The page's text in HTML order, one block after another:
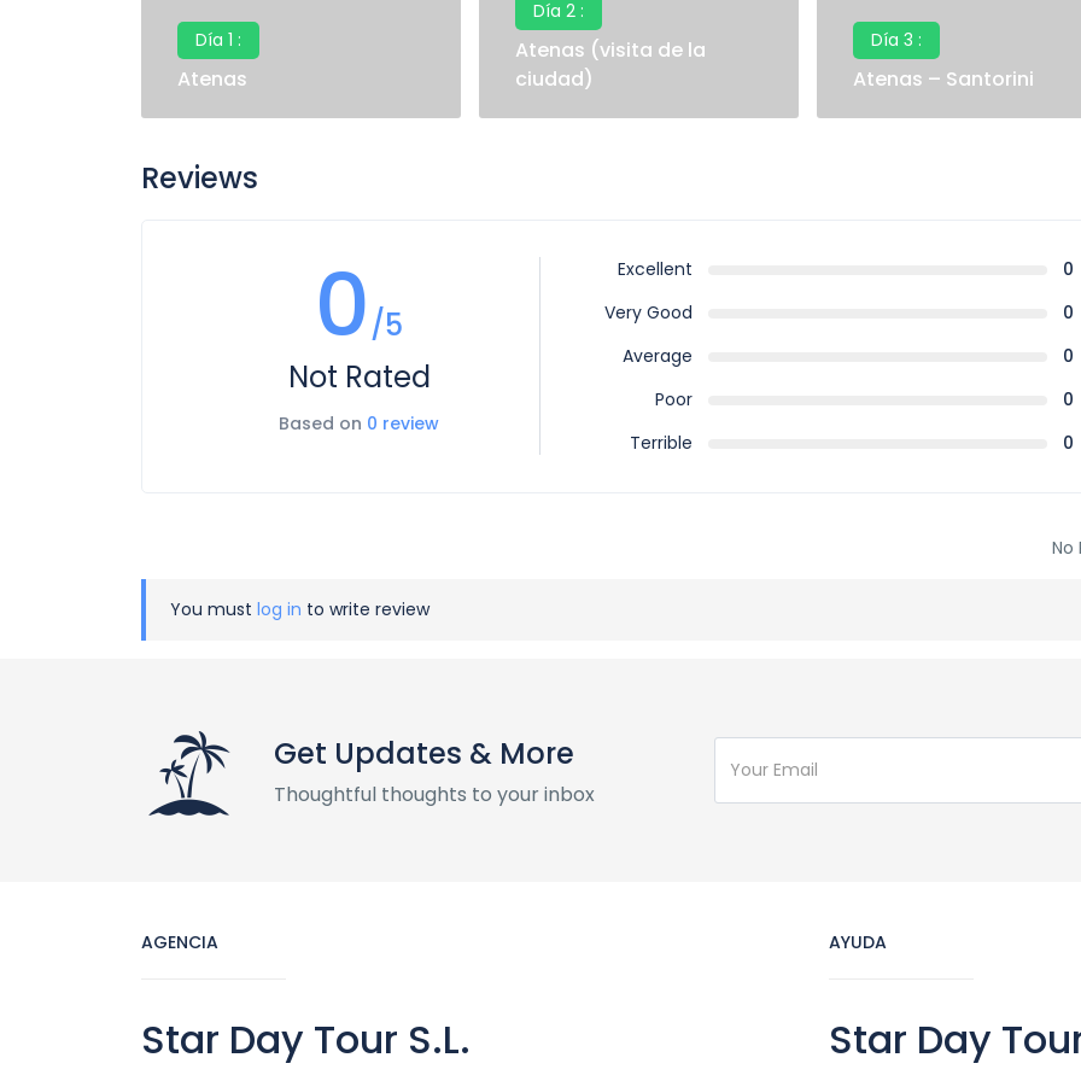
Día 1 :
Atenas
Día 2 :
Atenas (visita de la
ciudad)
Día 3 :
Atenas – Santorini
Reviews
0/5
Not Rated
Based on 0 review
Excellent
0
Very Good
0
Average
0
Poor
0
Terrible
0
No
You must log in to write review
Get Updates & More
Thoughtful thoughts to your inbox
AGENCIA
Star Day Tour S.L.
AYUDA
Star Day